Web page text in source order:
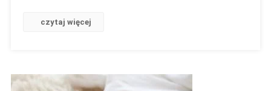
czytaj więcej